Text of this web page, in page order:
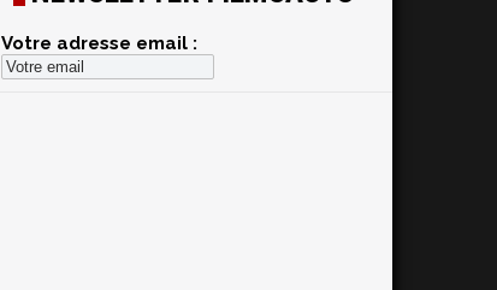
Votre adresse email :